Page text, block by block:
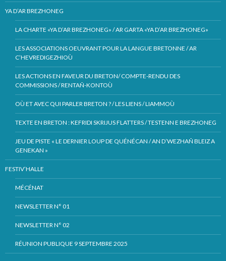
YA D’AR BREZHONEG
LA CHARTE «YA D’AR BREZHONEG» / AR GARTA «YA D’AR BREZHONEG»
LES ASSOCIATIONS OEUVRANT POUR LA LANGUE BRETONNE / AR
C’HEVREDIGEZHIOÙ
LES ACTIONS EN FAVEUR DU BRETON/ COMPTE-RENDU DES
COMMISSIONS / RENTAÑ-KONTOÙ
OÙ ET AVEC QUI PARLER BRETON ? / LES LIENS / LIAMMOÙ
TEXTE EN BRETON : KEFRIDI SKRIJUS FLATTERS / TESTENN E BREZHONEG
JEU DE PISTE « LE DERNIER LOUP DE QUÉNÉCAN / AN D’WEZHAÑ BLEIZ A
GENEKAN »
FESTIV’HALLE
MÉCÉNAT
NEWSLETTER N° 01
NEWSLETTER N° 02
RÉUNION PUBLIQUE 9 SEPTEMBRE 2025